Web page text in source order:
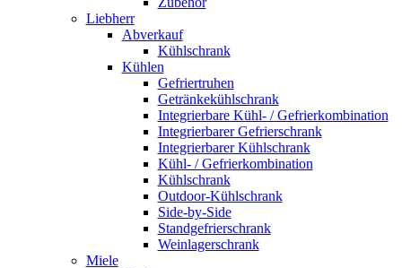
Liebherr
Abverkauf
Kühlschrank
Kühlen
Gefriertruhen
Getränkekühlschrank
Integrierbare Kühl- / Gefrierkombination
Integrierbarer Gefrierschrank
Integrierbarer Kühlschrank
Kühl- / Gefrierkombination
Kühlschrank
Outdoor-Kühlschrank
Side-by-Side
Standgefrierschrank
Weinlagerschrank
Miele